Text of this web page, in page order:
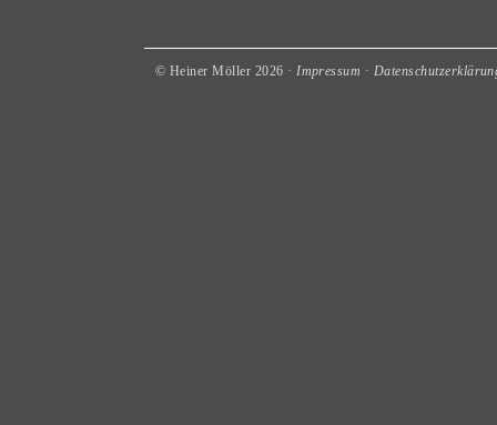
© Heiner Möller 2026 ·Impressum ·